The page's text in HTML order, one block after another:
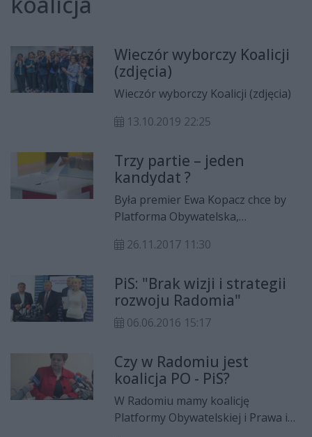
Wieczór wyborczy Koalicji
(zdjęcia)
Wieczór wyborczy Koalicji (zdjęcia)
13.10.2019 22:25
Trzy partie – jeden
kandydat ?
Była premier Ewa Kopacz chce by
Platforma Obywatelska,
jednego kandydata na prezydenta
Nowoczesnej i PSL nie wykluczają
takiej opcji.
26.11.2017 11:30
PiS: "Brak wizji i strategii
rozwoju Radomia"
06.06.2016 15:17
Czy w Radomiu jest
koalicja PO - PiS?
W Radomiu mamy koalicję
Platformy Obywatelskiej i Prawa i